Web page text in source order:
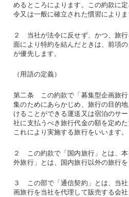
めるところによります。この約款に
令又は一般に確立された慣習によりま
２ 当社が法令に反せず、かつ、旅
面により特約を結んだときは、前項
が優先します。
（用語の定義）
第二条 この約款で「募集型企画旅行
集のためにあらかじめ、旅行の目的
けることができる運送又は宿泊のサ
社に支払うべき旅行代金の額を定め
これにより実施する旅行をいいます。
２ この約款で「国内旅行」とは、
外旅行」とは、国内旅行以外の旅行を
３ この部で「通信契約」とは、当
画旅行を当社を代理して販売する会